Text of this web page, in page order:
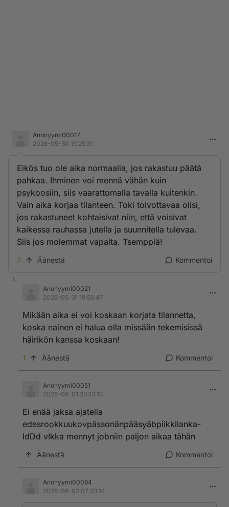
Anonyymi00017
2026-05-30 15:25:31
Eikös tuo ole aika normaalia, jos rakastuu päätä
pahkaa. Ihminen voi mennä vähän kuin
psykoosiin, siis vaarattomalla tavalla kuitenkin.
Vain aika korjaa tilanteen. Toki toivottavaa olisi,
jos rakastuneet kohtaisivat niin, että voisivat
kaikessa rauhassa jutella ja suunnitella tulevaa.
Siis jos molemmat vapaita. Tsemppiä!
7 Äänestä Kommentoi
Anonyymi00021
2026-05-31 19:55:47
Mikään aika ei voi koskaan korjata tilannetta,
koska nainen ei halua olla missään tekemisissä
häirikön kanssa koskaan!
1 Äänestä Kommentoi
Anonyymi00051
2026-06-01 20:13:13
Ei enää jaksa ajatella
edesrookkuukovpässonänpääsyäbpiikkilanka-
IdDd vIkka mennyt jobniin paljon aikaa tähän
Äänestä Kommentoi
Anonyymi00084
2026-06-02 07:33:14